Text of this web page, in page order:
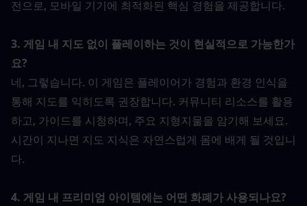
전으로, 모바일 기기에 최적화된 핵심 경험을 제공합니다.
3. 게임 내 지도 없이 플레이하는 것이 현실적으로 가능한가
요?
네, 그렇습니다. 이 게임은 플레이어가 경험과 환경 인식을
통해 지도를 익히도록 권장합니다. 커뮤니티 리소스를 활용
하고, 가이드를 시청하며, 주요 지형지물을 암기해 보세요.
시간이 지나면 지도 지식은 자연스럽게 몸에 배게 될 것입니
다.
4. 게임 내 프리미엄 아이템에는 어떤 화폐가 사용되나요?